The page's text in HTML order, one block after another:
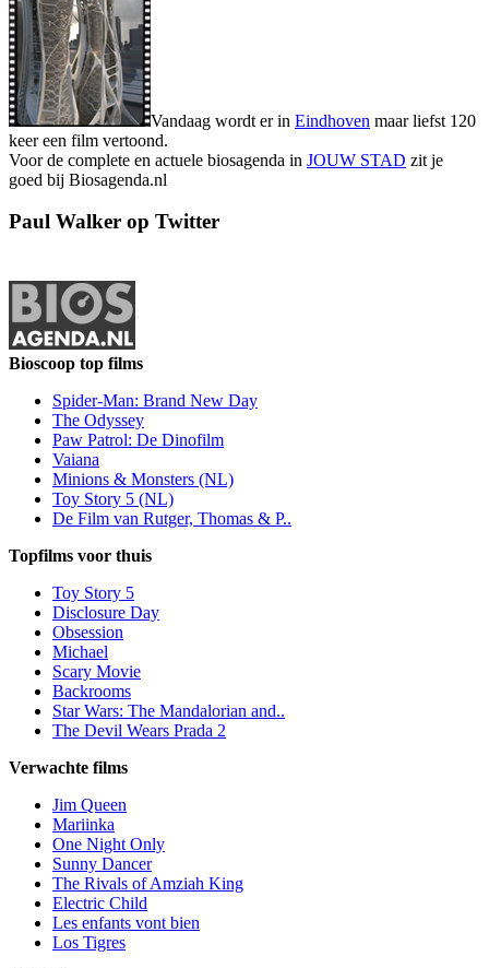
Vandaag wordt er in Eindhoven maar liefst 120
keer een film vertoond.
Voor de complete en actuele biosagenda in JOUW STAD zit je
goed bij Biosagenda.nl
Paul Walker op Twitter
Bioscoop top films
Spider-Man: Brand New Day
The Odyssey
Paw Patrol: De Dinofilm
Vaiana
Minions & Monsters (NL)
Toy Story 5 (NL)
De Film van Rutger, Thomas & P..
Topfilms voor thuis
Toy Story 5
Disclosure Day
Obsession
Michael
Scary Movie
Backrooms
Star Wars: The Mandalorian and..
The Devil Wears Prada 2
Verwachte films
Jim Queen
Mariinka
One Night Only
Sunny Dancer
The Rivals of Amziah King
Electric Child
Les enfants vont bien
Los Tigres